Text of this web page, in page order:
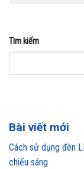
Tìm kiếm
Bài viết mới
Cách sử dụng đèn
chiếu sáng